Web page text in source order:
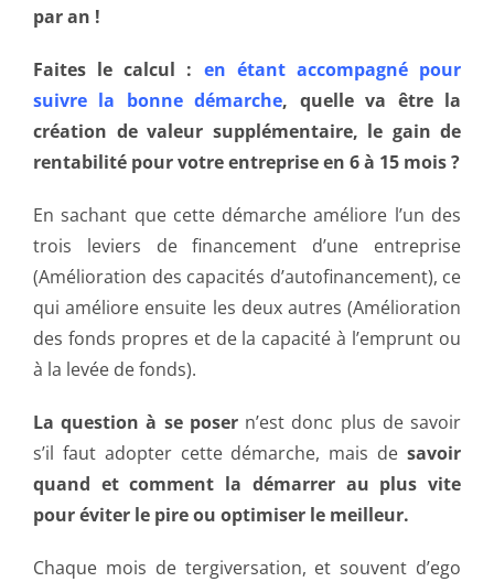
par an !
Faites le calcul : en étant accompagné pour
suivre la bonne démarche, quelle va être la
création de valeur supplémentaire, le gain de
rentabilité pour votre entreprise en 6 à 15 mois ?
En sachant que cette démarche améliore l’un des
trois leviers de financement d’une entreprise
(Amélioration des capacités d’autofinancement), ce
qui améliore ensuite les deux autres (Amélioration
des fonds propres et de la capacité à l’emprunt ou
à la levée de fonds).
La question à se posern’est donc plus de savoir
s’il faut adopter cette démarche, mais de savoir
quand et comment la démarrer au plus vite
pour éviter le pire ou optimiser le meilleur.
Chaque mois de tergiversation, et souvent d’ego